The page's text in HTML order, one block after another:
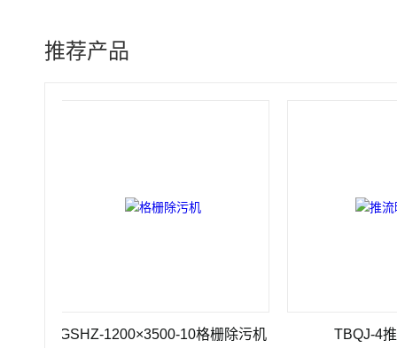
推荐产品
GSHZ-1200×3500-10格栅除污机 TBQJ-4推流曝气